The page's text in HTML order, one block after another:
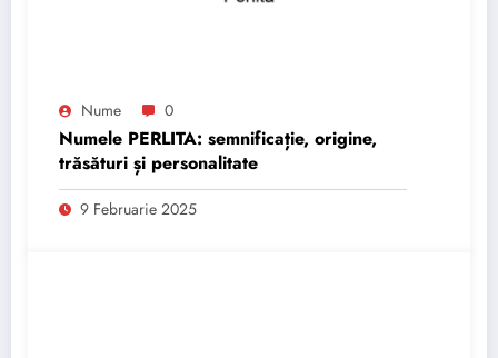
Nume 0
Numele PERLITA: semnificație, origine,
trăsături și personalitate
9 Februarie 2025